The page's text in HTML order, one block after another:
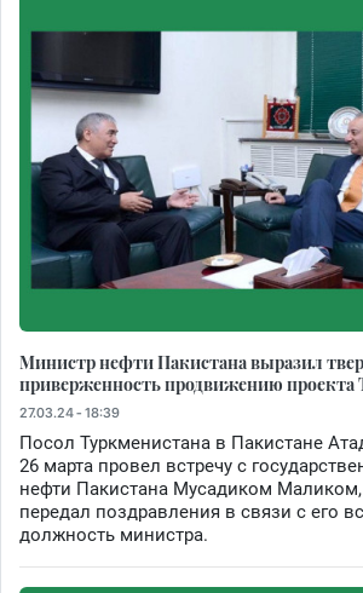
Министр нефти Пакистана выразил
приверженность продвижению
27.03.24 - 18:39
Посол Туркменистана в Пакистане
26 марта провел встречу с
нефти Пакистана Мусадиком Маликом,
передал поздравления в связи с его
должность министра.